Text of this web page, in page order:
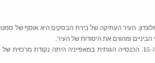
העיר העתיקה של בירת הבסקים היא אוסף של
ומהווים את היסודות של העיר.
מהמאה ה-15. הכנסייה הגותית במאפייניה היתה נקודת